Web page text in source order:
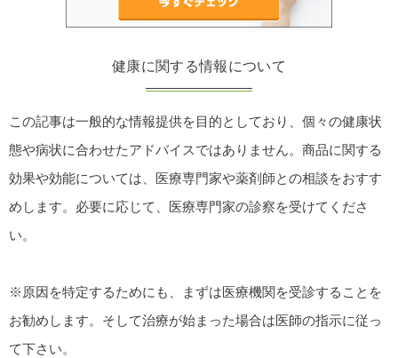
健康に関する情報について
この記事は一般的な情報提供を目的としており、個々の健康状
態や病状に合わせたアドバイスではありません。商品に関する
効果や効能については、医療専門家や薬剤師との相談をおすす
めします。必要に応じて、医療専門家の診察を受けてくださ
い。
※原因を特定するためにも、まずは医療機関を受診することを
お勧めします。そして治療が始まった場合は医師の指示に従っ
て下さい。